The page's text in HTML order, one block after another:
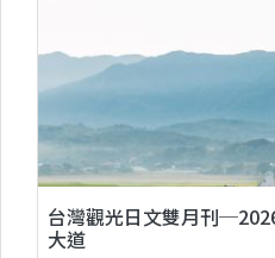
台灣觀光日文雙月刊
大道